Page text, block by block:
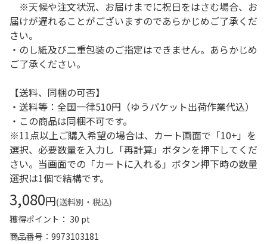
※天候や注文状況、お届けまでに祝日をはさむ場合、お
届けが遅れることがございますのであらかじめご了承くだ
さい。
・のし紙及び二重包装のご指定はできません。あらかじめ
ご了承ください。
【送料、同梱の可否】
・送料等：全国一律510円（ゆうパケット出荷作業代込）
・この商品は同梱不可です。
※11点以上ご購入希望の場合は、カート画面で「10+」を
選択、必要数量を入力し「再計算」ボタンを押下してくだ
さい。当画面での「カートに入れる」ボタン押下時の数量
選択は1個で結構です。
3,080円(送料別・税込)
獲得ポイント： 30 pt
商品番号
9973103181